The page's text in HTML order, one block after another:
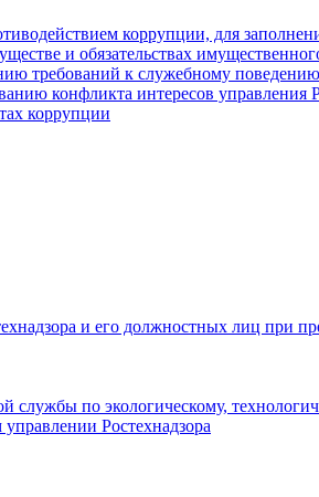
коррупции, для
и обязательствах
требований к служебному
конфликта интересов управления
коррупции
и его должностных лиц при
по экологическому,
Ростехнадзора